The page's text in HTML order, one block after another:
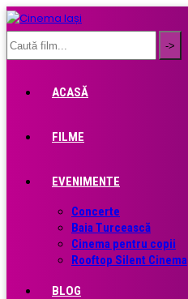
ACASĂ
FILME
EVENIMENTE
Concerte
Baia Turcească
Cinema pentru copii
Rooftop Silent Cinema
BLOG